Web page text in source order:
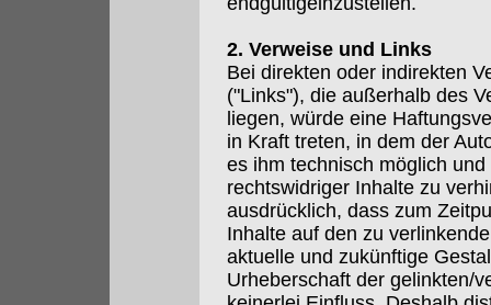
2. Verweise und Links
Bei direkten oder indirekten
("Links"), die außerhalb des
liegen, würde eine
in Kraft treten, in dem der
es ihm technisch möglich
rechtswidriger Inhalte zu
ausdrücklich, dass zum
Inhalte auf den zu
aktuelle und zukünftige
Urheberschaft der gelinkten/